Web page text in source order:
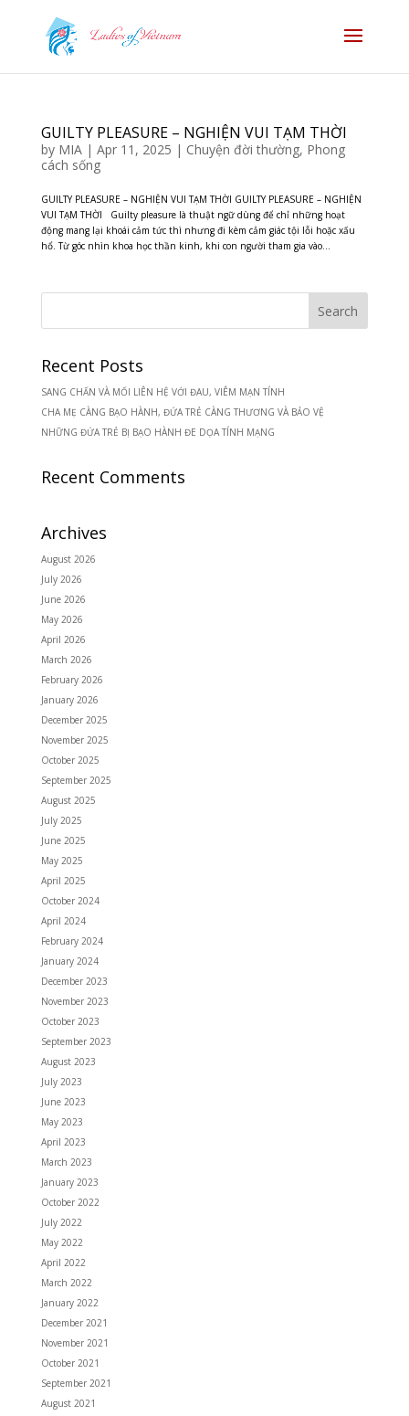
GUILTY PLEASURE – NGHIỆN VUI TẠM THỜI
by MIA| Apr 11, 2025 | Chuyện đời thường, Phong
cách sống
GUILTY PLEASURE – NGHIỆN VUI TẠM THỜI GUILTY PLEASURE – NGHIỆN
VUI TẠM THỜI Guilty pleasure là thuật ngữ dùng để chỉ những hoạt
động mang lại khoái cảm tức thì nhưng đi kèm cảm giác tội lỗi hoặc xấu
hổ. Từ góc nhìn khoa học thần kinh, khi con người tham gia vào...
Recent Posts
SANG CHẤN VÀ MỐI LIÊN HỆ VỚI ĐAU, VIÊM MẠN TÍNH
CHA MẸ CÀNG BẠO HÀNH, ĐỨA TRẺ CÀNG THƯƠNG VÀ BẢO VỆ
NHỮNG ĐỨA TRẺ BỊ BẠO HÀNH ĐE DỌA TÍNH MẠNG
Recent Comments
Archives
August 2026
July 2026
June 2026
May 2026
April 2026
March 2026
February 2026
January 2026
December 2025
November 2025
October 2025
September 2025
August 2025
July 2025
June 2025
May 2025
April 2025
October 2024
April 2024
February 2024
January 2024
December 2023
November 2023
October 2023
September 2023
August 2023
July 2023
June 2023
May 2023
April 2023
March 2023
January 2023
October 2022
July 2022
May 2022
April 2022
March 2022
January 2022
December 2021
November 2021
October 2021
September 2021
August 2021